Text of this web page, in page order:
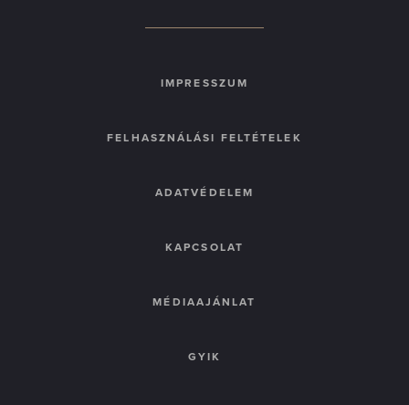
IMPRESSZUM
FELHASZNÁLÁSI FELTÉTELEK
ADATVÉDELEM
KAPCSOLAT
MÉDIAAJÁNLAT
GYIK